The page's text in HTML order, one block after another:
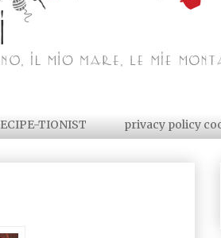
TIONIST privacy policy